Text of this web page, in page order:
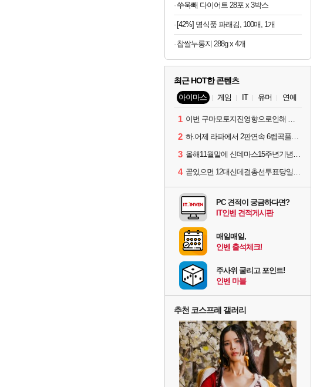
쑤욱빼 다이어트 28포 x 3박스
[42%] 명식품 파래김, 100매, 1개
찹쌀누룽지 288g x 4개
최근 HOT한 콘텐츠
아이마스 게임 IT 유머 연예
1 이번 구마모토지진영향으로인해 아이돌 커뮤니케이션 매일 게시물이 중단된다고하네요ㅠ
2 하.어제 라파에서 2판연속 6렙곡풀콤못했네요.
3 올해11월말에 신데마스15주년기념 라이브를 하네요
4 곧있으면 12대신데걸총선투표당일이네요.
PC 견적이 궁금하다면?
IT인벤 견적게시판
매일매일,
인벤 출석체크!
주사위 굴리고 포인트!
인벤 마블
추천 코스프레 갤러리